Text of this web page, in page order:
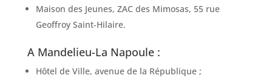
Maison des Jeunes, ZAC des Mimosas, 55 rue
Geoffroy Saint-Hilaire.
A Mandelieu-La Napoule :
Hôtel de Ville, avenue de la République ;